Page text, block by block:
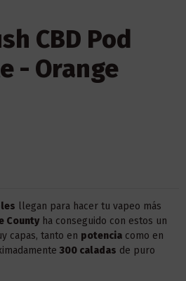
CBD Pod
- Orange
llegan para hacer tu vapeo más
Countyha conseguido con estos un
capas, tanto en potenciacomo en
300 caladas de puro